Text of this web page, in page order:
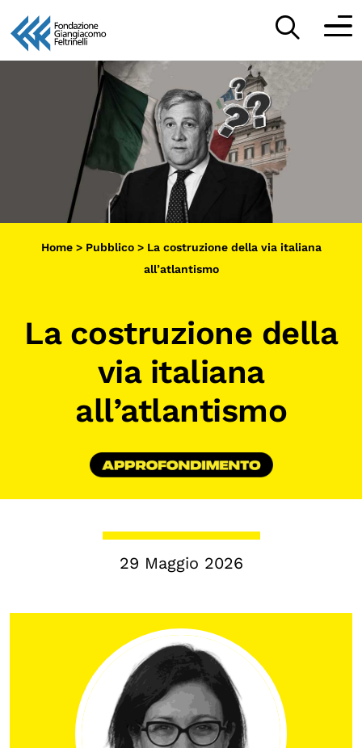
Partecipa
Collabora
Sostieni
App
LA FONDAZIONE
Chi siamo
Persone
Archivi del presente
Progetti Nazionali
Progetti Internazionali
Pubblicazioni
Storie di Resistenza, ottant’anni dopo
Home> Pubblico> La costruzione della via italiana
all’atlantismo
La costruzione della
via italiana
all’atlantismo
29 Maggio 2026